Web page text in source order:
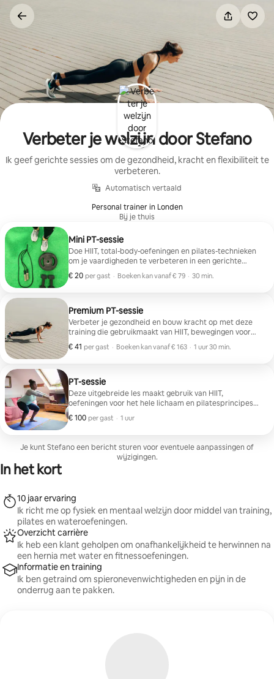
direct
naar
inhoud
Verbeter je welzijn door Stefano
Ik geef gerichte sessies om de gezondheid, kracht en flexibiliteit te
verbeteren.
Automatisch vertaald
Personal trainer in Londen
Bij je thuis
Mini PT-sessie
Doe HIIT, total-body-oefeningen en pilates-technieken
om je vaardigheden te verbeteren in een gerichte
sessie die snel resultaat oplevert.
€ 20 per gast
€ 20 per gast · Boeken kan vanaf € 79
, · 30 min.
Premium PT-sessie
Verbeter je gezondheid en bouw kracht op met deze
training die gebruikmaakt van HIIT, bewegingen voor
het hele lichaam, kernstabiliteit en kracht,
cardiovasculair en spieruithoudingsvermogen en
€ 41 per gast
€ 41 per gast · Boeken kan vanaf € 163
, · 1 uur 30 min.
PT-sessie
Deze uitgebreide les maakt gebruik van HIIT,
oefeningen voor het hele lichaam en pilatesprincipes
om je kracht en uithoudingsvermogen te vergroten.
€ 100 per gast
€ 100 per gast
, · 1 uur
Je kunt Stefano een bericht sturen voor eventuele aanpassingen of
wijzigingen.
In het kort
10 jaar ervaring
Ik richt me op fysiek en mentaal welzijn door middel van training,
pilates en wateroefeningen.
Overzicht carrière
Ik heb een klant geholpen om onafhankelijkheid te herwinnen na
een hernia met water en fitnessoefeningen.
Informatie en training
Ik ben getraind om spieronevenwichtigheden en pijn in de
onderrug aan te pakken.